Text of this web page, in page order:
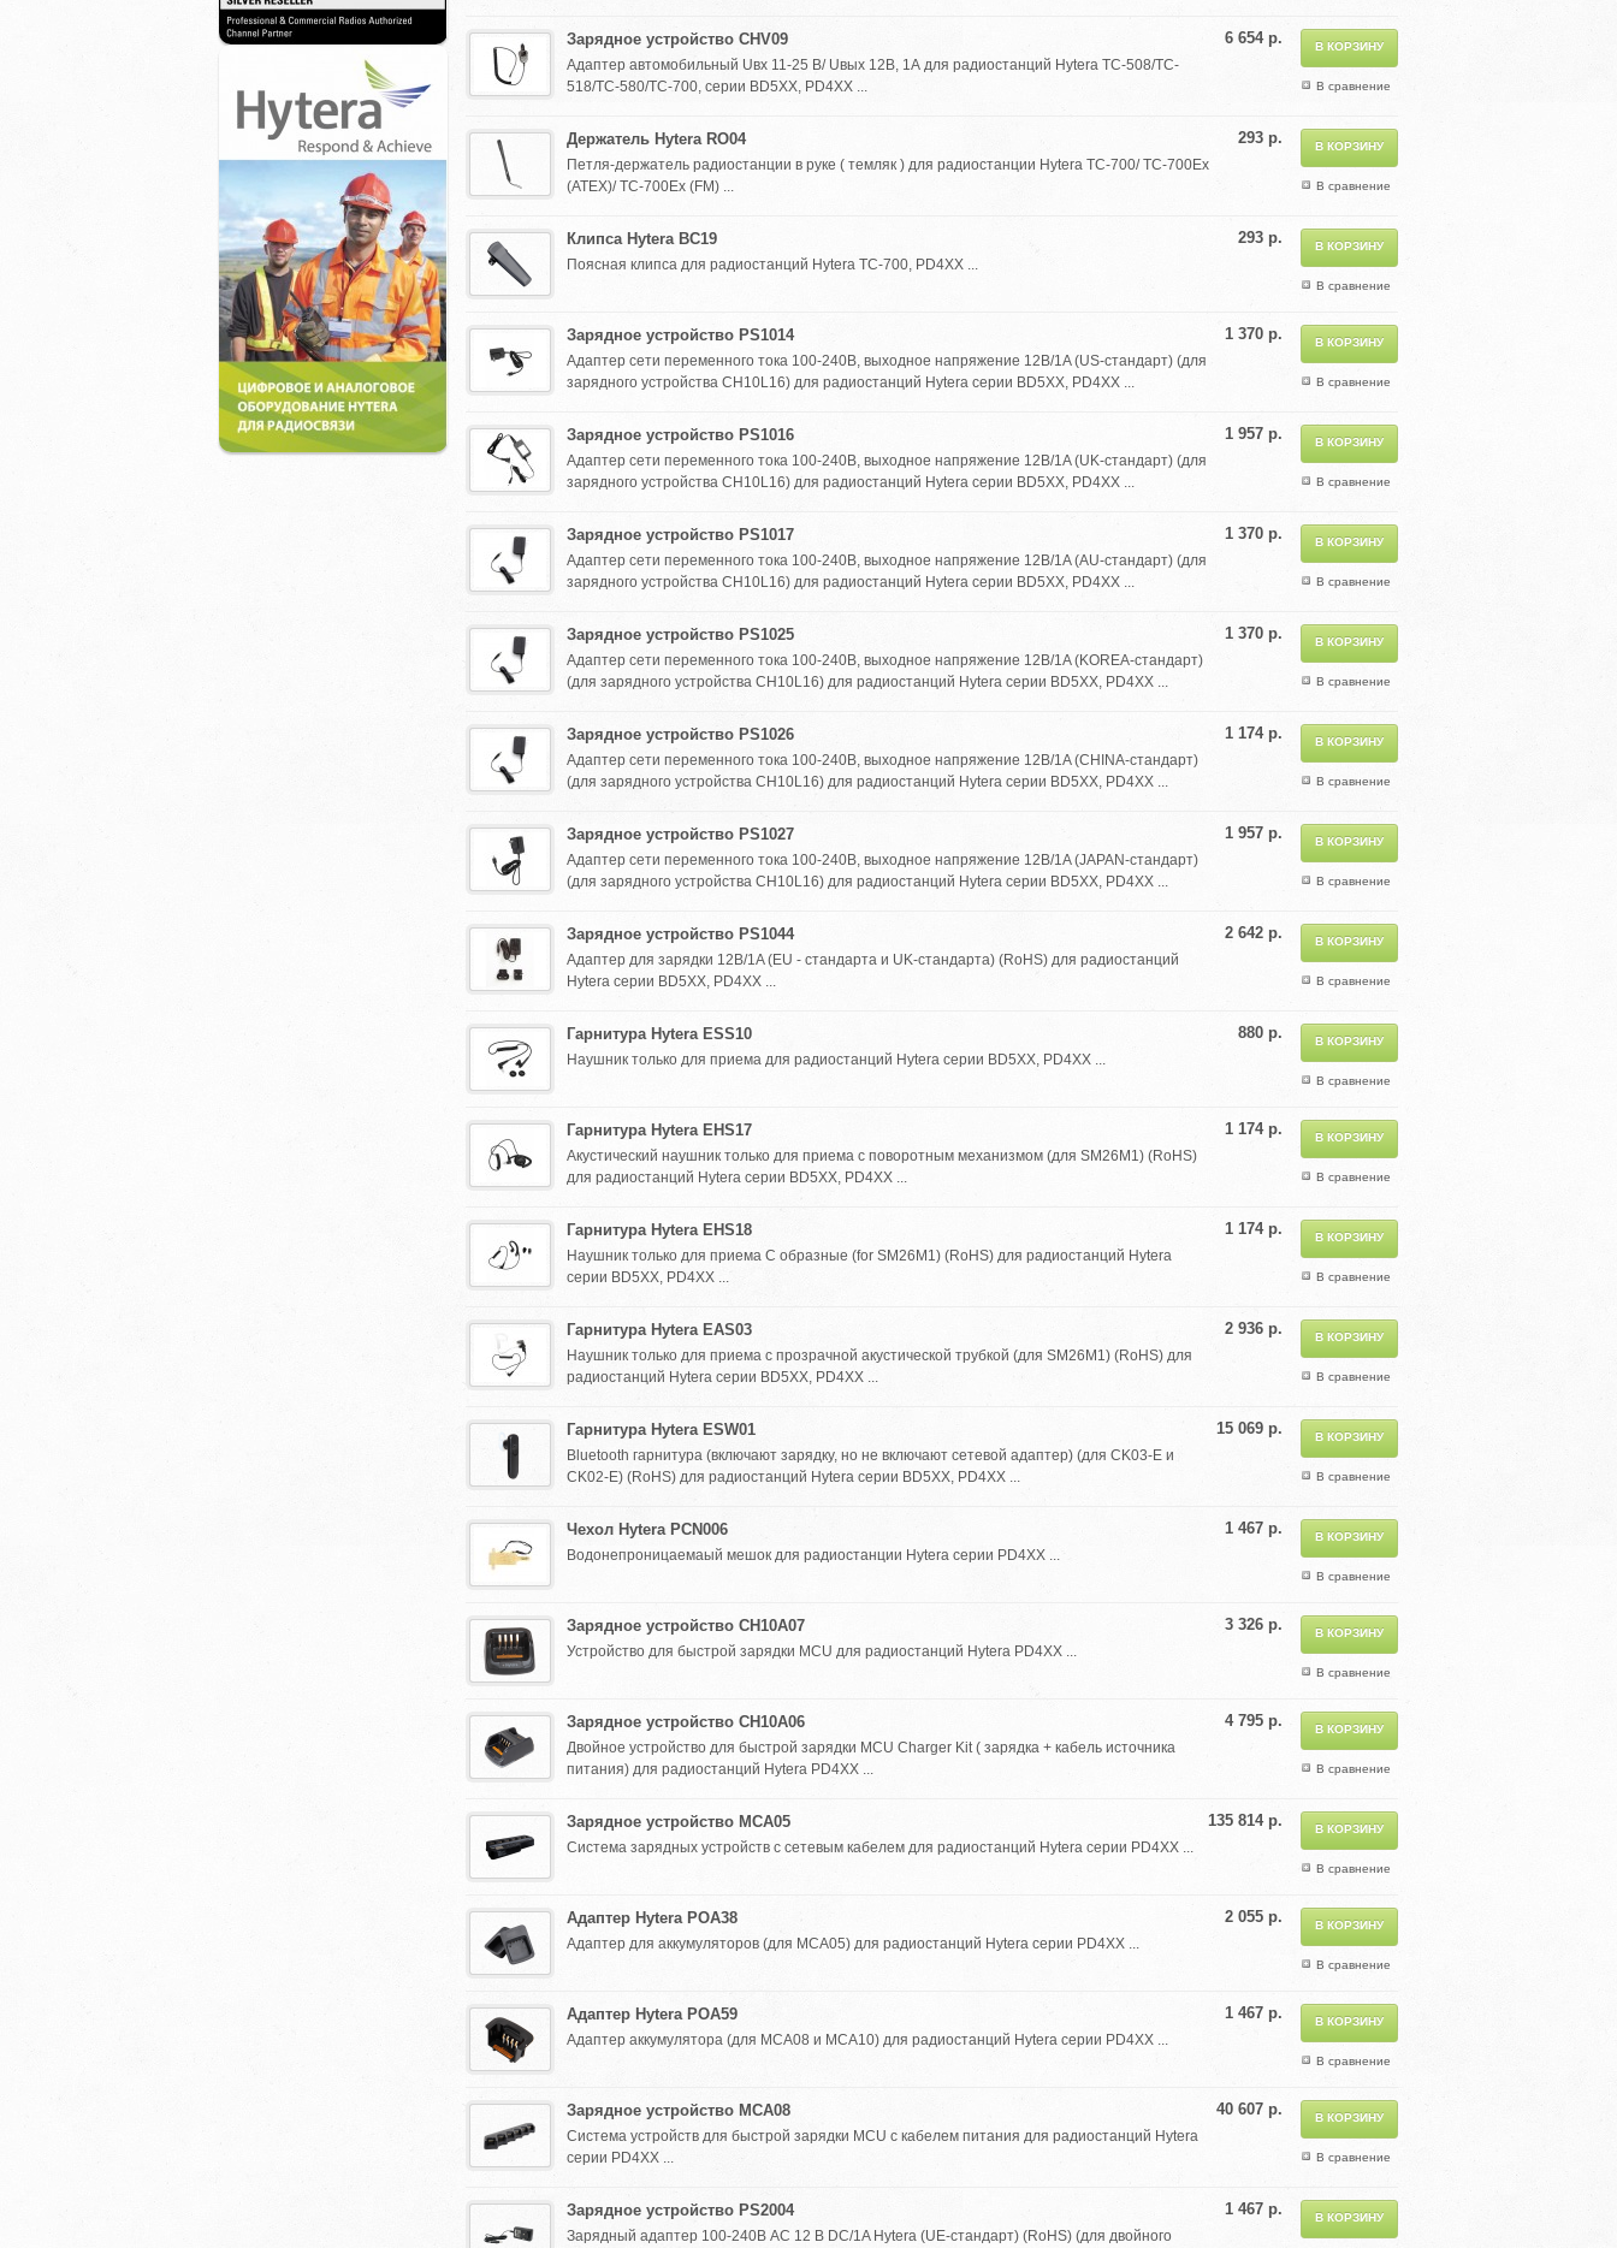
В сравнение
6 654 р.
Зарядное устройство CHV09
Адаптер автомобильный Uвх 11-25 В/ Uвых 12В, 1А для радиостанций Hytera TC-508/TC-
518/TC-580/TC-700, серии BD5XX, PD4XX ...
В сравнение
293 р.
Держатель Hytera RO04
Петля-держатель радиостанции в руке ( темляк ) для радиостанции Hytera TC-700/ TC-700Ex
(ATEX)/ TC-700Ex (FM) ...
В сравнение
293 р.
Клипса Hytera BC19
Поясная клипса для радиостанций Hytera TC-700, PD4XX ...
В сравнение
1 370 р.
Зарядное устройство PS1014
Адаптер сети переменного тока 100-240В, выходное напряжение 12В/1A (US-стандарт) (для
зарядного устройства CH10L16) для радиостанций Hytera серии BD5XX, PD4XX ...
В сравнение
1 957 р.
Зарядное устройство PS1016
Адаптер сети переменного тока 100-240В, выходное напряжение 12В/1A (UK-стандарт) (для
зарядного устройства CH10L16) для радиостанций Hytera серии BD5XX, PD4XX ...
В сравнение
1 370 р.
Зарядное устройство PS1017
Адаптер сети переменного тока 100-240В, выходное напряжение 12В/1A (AU-стандарт) (для
зарядного устройства CH10L16) для радиостанций Hytera серии BD5XX, PD4XX ...
В сравнение
1 370 р.
Зарядное устройство PS1025
Адаптер сети переменного тока 100-240В, выходное напряжение 12В/1A (KOREA-стандарт)
(для зарядного устройства CH10L16) для радиостанций Hytera серии BD5XX, PD4XX ...
В сравнение
1 174 р.
Зарядное устройство PS1026
Адаптер сети переменного тока 100-240В, выходное напряжение 12В/1A (CHINA-стандарт)
(для зарядного устройства CH10L16) для радиостанций Hytera серии BD5XX, PD4XX ...
В сравнение
1 957 р.
Зарядное устройство PS1027
Адаптер сети переменного тока 100-240В, выходное напряжение 12В/1A (JAPAN-стандарт)
(для зарядного устройства CH10L16) для радиостанций Hytera серии BD5XX, PD4XX ...
В сравнение
2 642 р.
Зарядное устройство PS1044
Адаптер для зарядки 12В/1A (EU - стандарта и UK-стандарта) (RoHS) для радиостанций
Hytera серии BD5XX, PD4XX ...
В сравнение
880 р.
Гарнитура Hytera ESS10
Наушник только для приема для радиостанций Hytera серии BD5XX, PD4XX ...
В сравнение
1 174 р.
Гарнитура Hytera EHS17
Акустический наушник только для приема с поворотным механизмом (для SM26M1) (RoHS)
для радиостанций Hytera серии BD5XX, PD4XX ...
В сравнение
1 174 р.
Гарнитура Hytera EHS18
Наушник только для приема C образные (for SM26M1) (RoHS) для радиостанций Hytera
серии BD5XX, PD4XX ...
В сравнение
2 936 р.
Гарнитура Hytera EAS03
Наушник только для приема с прозрачной акустической трубкой (для SM26M1) (RoHS) для
радиостанций Hytera серии BD5XX, PD4XX ...
В сравнение
15 069 р.
Гарнитура Hytera ESW01
Bluetooth гарнитура (включают зарядку, но не включают сетевой адаптер) (для CK03-E и
CK02-E) (RoHS) для радиостанций Hytera серии BD5XX, PD4XX ...
В сравнение
1 467 р.
Чехол Hytera PCN006
Водонепроницаемаый мешок для радиостанции Hytera серии PD4XX ...
В сравнение
3 326 р.
Зарядное устройство CH10A07
Устройство для быстрой зарядки MCU для радиостанций Hytera PD4XX ...
В сравнение
4 795 р.
Зарядное устройство CH10A06
Двойное устройство для быстрой зарядки MCU Charger Kit ( зарядка + кабель источника
питания) для радиостанций Hytera PD4XX ...
В сравнение
135 814 р.
Зарядное устройство MCA05
Система зарядных устройств с сетевым кабелем для радиостанций Hytera серии PD4XX ...
В сравнение
2 055 р.
Адаптер Hytera POA38
Адаптер для аккумуляторов (для MCA05) для радиостанций Hytera серии PD4XX ...
В сравнение
1 467 р.
Адаптер Hytera POA59
Адаптер аккумулятора (для MCA08 и MCA10) для радиостанций Hytera серии PD4XX ...
В сравнение
40 607 р.
Зарядное устройство MCA08
Система устройств для быстрой зарядки MCU с кабелем питания для радиостанций Hytera
серии PD4XX ...
1 467 р.
Зарядное устройство PS2004
Зарядный адаптер 100-240В AC 12 В DC/1A Hytera (UE-стандарт) (RoHS) (для двойного